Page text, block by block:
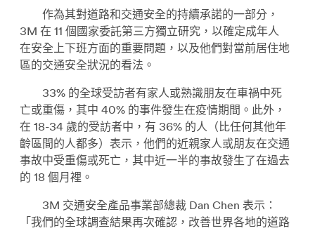
作為其對道路和交通安全的持續承諾的一部分，
3M 在 11 個國家委託第三方獨立研究，以確定成年人
在安全上下班方面的重要問題，以及他們對當前居住地
區的交通安全狀況的看法。
33% 的全球受訪者有家人或熟識朋友在車禍中死
亡或重傷，其中 40% 的事件發生在疫情期間。此外，
在 18-34 歲的受訪者中，有 36% 的人（比任何其他年
齡區間的人都多）表示，他們的近親家人或朋友在交通
事故中受重傷或死亡，其中近一半的事故發生了在過去
的 18 個月裡。
3M 交通安全產品事業部總裁 Dan Chen 表示：
「我們的全球調查結果再次確認，改善世界各地的道路